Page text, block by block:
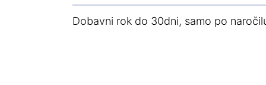
Dobavni rok do 30dni, samo po